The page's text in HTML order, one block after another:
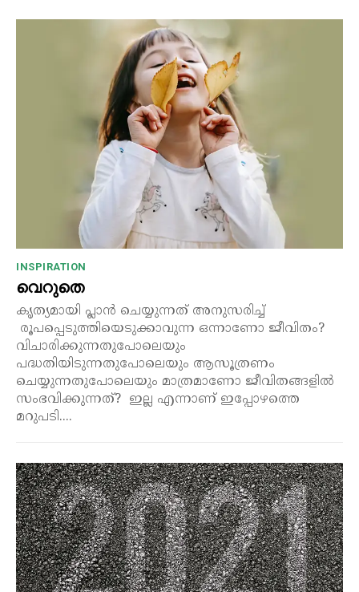
INSPIRATION
വെറുതെ
കൃത്യമായി പ്ലാൻ ചെയ്യുന്നത് അനുസരിച്ച്
രൂപപ്പെടുത്തിയെടുക്കാവുന്ന ഒന്നാണോ ജീവിതം?
വിചാരിക്കുന്നതുപോലെയും
പദ്ധതിയിടുന്നതുപോലെയും ആസൂത്രണം
ചെയ്യുന്നതുപോലെയും മാത്രമാണോ ജീവിതങ്ങളിൽ
സംഭവിക്കുന്നത്? ഇല്ല എന്നാണ് ഇപ്പോഴത്തെ
മറുപടി....